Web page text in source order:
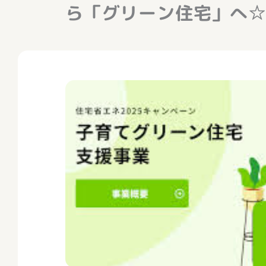
ら「グリーン住宅」へ☆